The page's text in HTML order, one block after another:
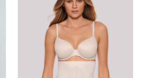
το
προϊόν
έχει
πολλαπλές
παραλλαγές.